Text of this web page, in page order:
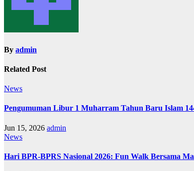
By admin
Related Post
News
Pengumuman Libur 1 Muharram Tahun Baru Islam
Jun 15, 2026 admin
News
Hari BPR-BPRS Nasional 2026: Fun Walk Bersama